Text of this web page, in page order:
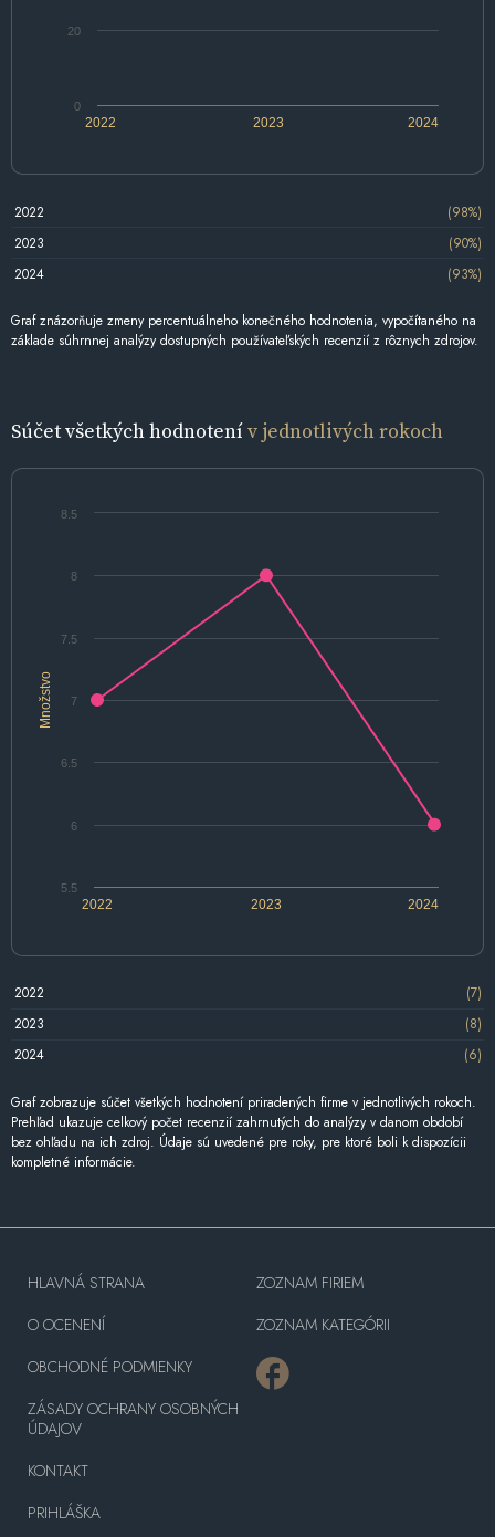
2022 2023 2024
0
20
2022
(98%)
2023
(90%)
2024
(93%)
Graf znázorňuje zmeny percentuálneho konečného hodnotenia, vypočítaného na
základe súhrnnej analýzy dostupných používateľských recenzií z rôznych zdrojov.
Súčet všetkých hodnotenív jednotlivých rokoch
Množstvo
2022 2024
2023
5.5
6
6.5
7
7.5
8
8.5
2022
(7)
2023
(8)
2024
(6)
Graf zobrazuje súčet všetkých hodnotení priradených firme v jednotlivých rokoch.
Prehľad ukazuje celkový počet recenzií zahrnutých do analýzy v danom období
bez ohľadu na ich zdroj. Údaje sú uvedené pre roky, pre ktoré boli k dispozícii
kompletné informácie.
HLAVNÁ STRANA
O OCENENÍ
OBCHODNÉ PODMIENKY
ZÁSADY OCHRANY OSOBNÝCH
ÚDAJOV
KONTAKT
PRIHLÁŠKA
ZOZNAM FIRIEM
ZOZNAM KATEGÓRII